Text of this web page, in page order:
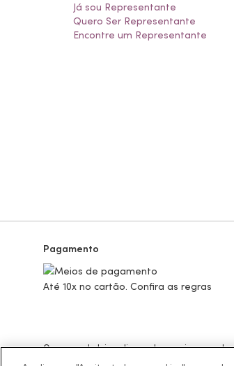
Já sou Representante
Quero Ser Representante
Encontre um Representante
Pagamento
Até 10x no cartão. Confira as regras
Os preços da loja online podem variar em